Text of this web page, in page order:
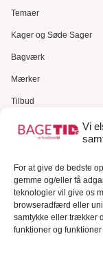
Vi
For at give de bedste
gemme og/eller få
teknologier vil give os
browseradfærd eller
samtykke eller trækker
funktioner og
Temaer
Kager og Søde Sager
Bagværk
Mærker
Tilbud
Gavekort
Kundeservice
Kundeservice
FAQ – Ofte stillede
Om Bagetid.dk
Se Fødevarestyrelsens